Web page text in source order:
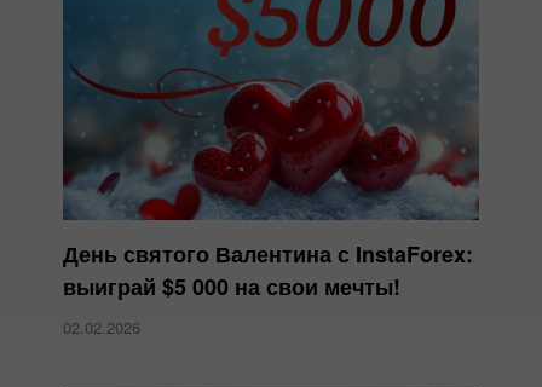
День святого Валентина с InstaForex:
выиграй $5 000 на свои мечты!
02.02.2026